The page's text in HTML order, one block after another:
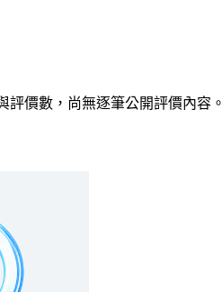
評價數，尚無逐筆公開評價內容。